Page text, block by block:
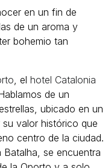
en un fin de
de un aroma y
bohemio tan
, el hotel Catalonia
de un
ubicado en un
valor histórico que
centro de la ciudad.
se encuentra